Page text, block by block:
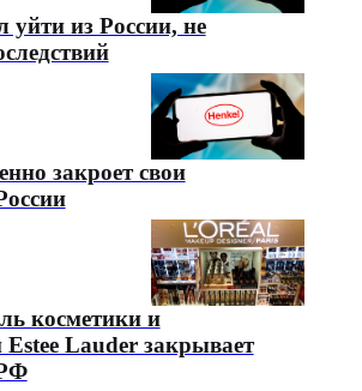
уйти из России, не
закроет свои
косметики и
Lauder закрывает